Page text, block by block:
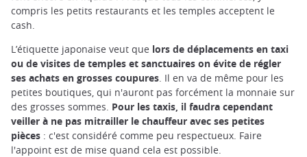
compris les petits restaurants et les temples acceptent le
cash.
L’étiquette japonaise veut que lors de déplacements en taxi
ou de visites de temples et sanctuaires on évite de régler
ses achats en grosses coupures. Il en va de même pour les
petites boutiques, qui n'auront pas forcément la monnaie sur
des grosses sommes. Pour les taxis, il faudra cependant
veiller à ne pas mitrailler le chauffeur avec ses petites
pièces : c'est considéré comme peu respectueux. Faire
l'appoint est de mise quand cela est possible.